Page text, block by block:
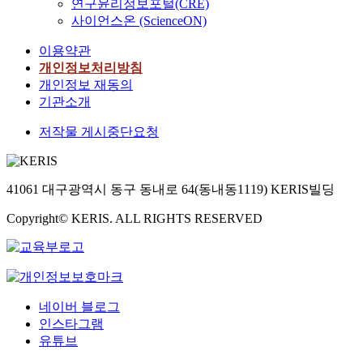
연구윤리정보포털(CRE)
사이언스온 (ScienceON)
이용약관
개인정보처리방침
개인정보 재동의
기관소개
저작물 게시중단요청
41061 대구광역시 동구 동내로 64(동내동1119) KERIS빌딩
Copyright© KERIS. ALL RIGHTS RESERVED
네이버 블로그
인스타그램
유튜브